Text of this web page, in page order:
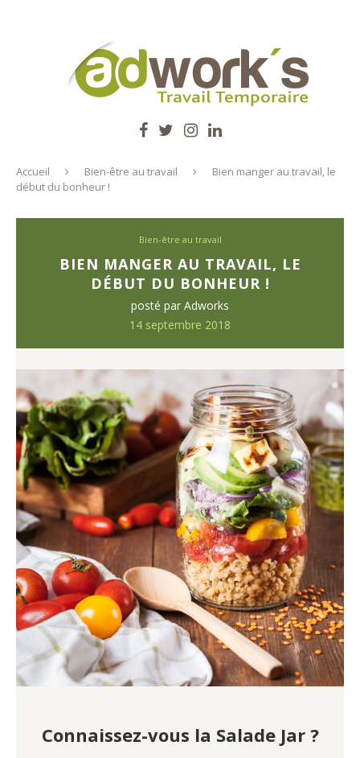
Accueil Bien-être au travail
Bien manger au travail, le
début du bonheur !
Bien-être au travail
BIEN MANGER AU TRAVAIL, LE
DÉBUT DU BONHEUR !
posté par Adworks
14 septembre 2018
Connaissez-vous la Salade Jar ?